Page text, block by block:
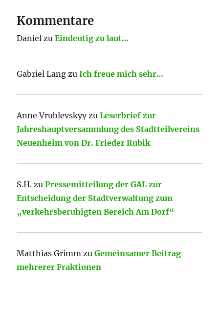
Kommentare
Daniel zuEindeutig zu laut…
Gabriel Lang zuIch freue mich sehr…
Anne VrublevskyyzuLeserbrief zur
Jahreshauptversammlung des Stadtteilvereins
Neuenheim von Dr. Frieder Rubik
S.H. zuPressemitteilung der GAL zur
Entscheidung der Stadtverwaltung zum
„verkehrsberuhigten Bereich Am Dorf“
Matthias Grimm zuGemeinsamer Beitrag
mehrerer Fraktionen